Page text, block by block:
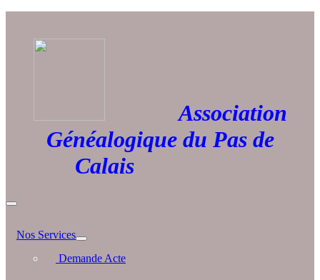
Association
Généalogique du Pas de
Calais
Nos Services
Demande Acte